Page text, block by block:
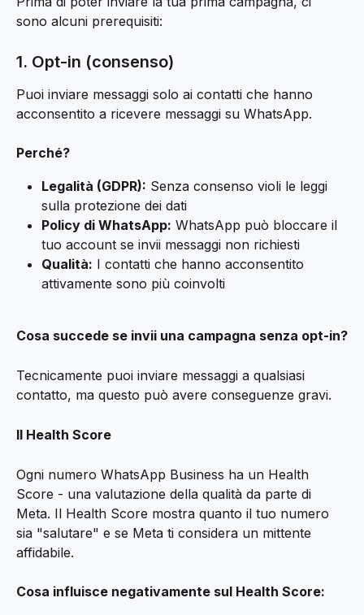
sono alcuni prerequisiti:
1. Opt-in (consenso)
Puoi inviare messaggi solo ai contatti che hanno
acconsentito a ricevere messaggi su WhatsApp.
Perché?
Legalità (GDPR): Senza consenso violi le leggi
sulla protezione dei dati
Policy di WhatsApp: WhatsApp può bloccare il
tuo account se invii messaggi non richiesti
Qualità: I contatti che hanno acconsentito
attivamente sono più coinvolti
Cosa succede se invii una campagna senza opt-in?
Tecnicamente puoi inviare messaggi a qualsiasi
contatto, ma questo può avere conseguenze gravi.
Il Health Score
Ogni numero WhatsApp Business ha un Health
Score - una valutazione della qualità da parte di
Meta. Il Health Score mostra quanto il tuo numero
sia "salutare" e se Meta ti considera un mittente
affidabile.
Cosa influisce negativamente sul Health Score: